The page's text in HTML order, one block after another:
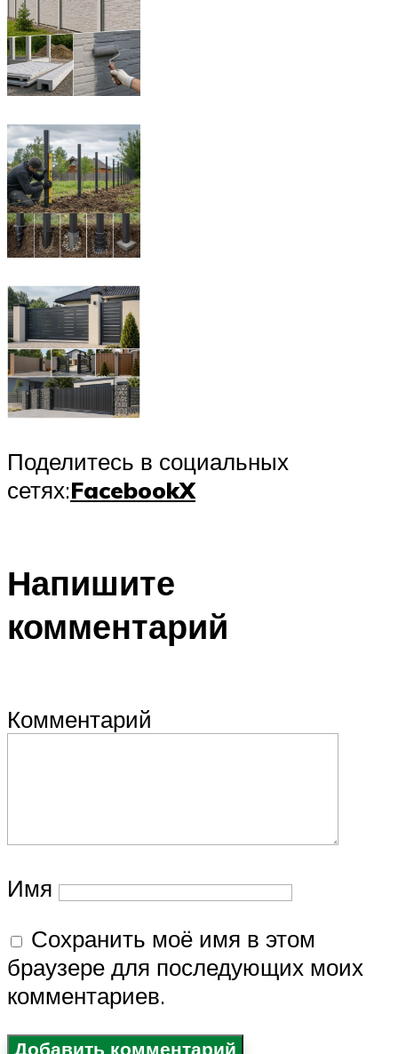
Поделитесь в социальных
сетях:FacebookX
Напишите
комментарий
Комментарий
Имя
Сохранить моё имя в этом
браузере для последующих моих
комментариев.